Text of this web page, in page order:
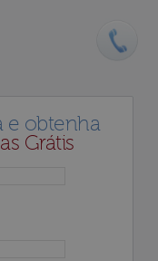
e obtenha
Grátis